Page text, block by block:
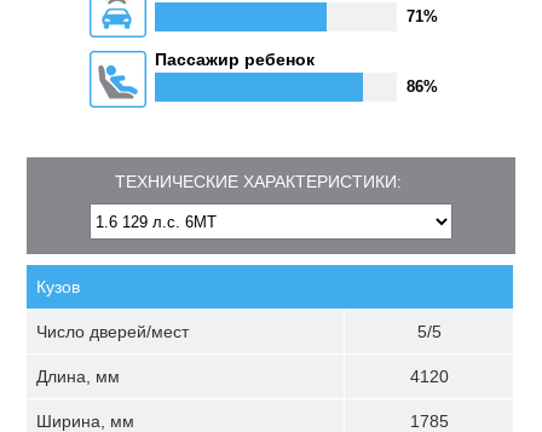
71%
Пассажир ребенок
86%
ТЕХНИЧЕСКИЕ ХАРАКТЕРИСТИКИ:
Кузов
Число дверей/мест 5/5
Длина, мм 4120
Ширина, мм 1785